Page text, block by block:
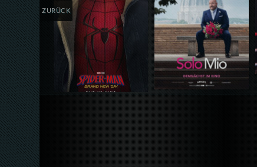
ZURÜCK